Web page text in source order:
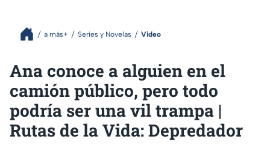
a más+ Series y Novelas Video
Ana conoce a alguien en el
camión público, pero todo
podría ser una vil trampa |
Rutas de la Vida: Depredador